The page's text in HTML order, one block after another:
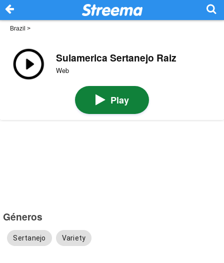
Brazil >
Sulamerica Sertanejo Raiz
Web
Play
Géneros
Sertanejo Variety